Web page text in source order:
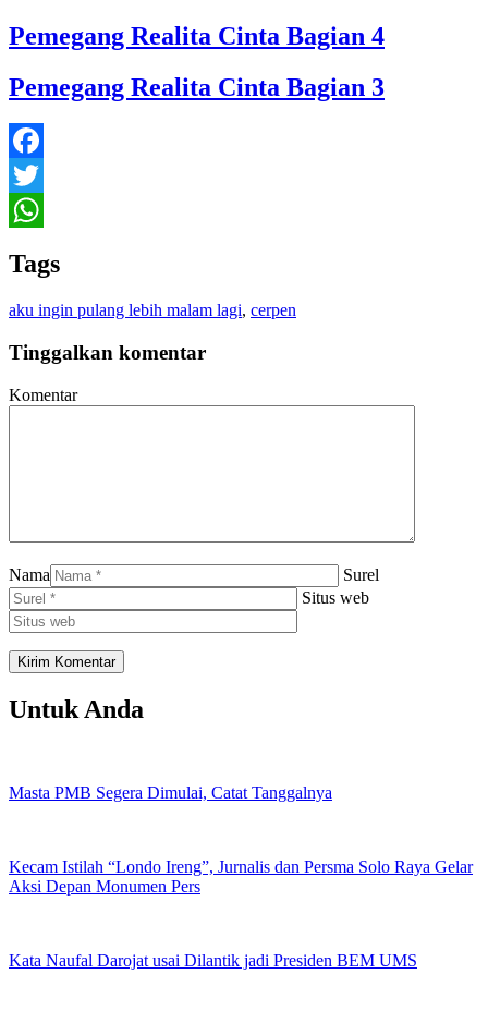
Pemegang Realita Cinta Bagian 4
Pemegang Realita Cinta Bagian 3
Facebook
Twitter
Tags
aku ingin pulang lebih malam lagi, cerpen
Tinggalkan komentar
Komentar
Nama
Surel
Situs web
Untuk Anda
Masta PMB Segera Dimulai, Catat Tanggalnya
Kecam Istilah “Londo Ireng”, Jurnalis dan Persma Solo Raya Gelar
Aksi Depan Monumen Pers
Kata Naufal Darojat usai Dilantik jadi Presiden BEM UMS